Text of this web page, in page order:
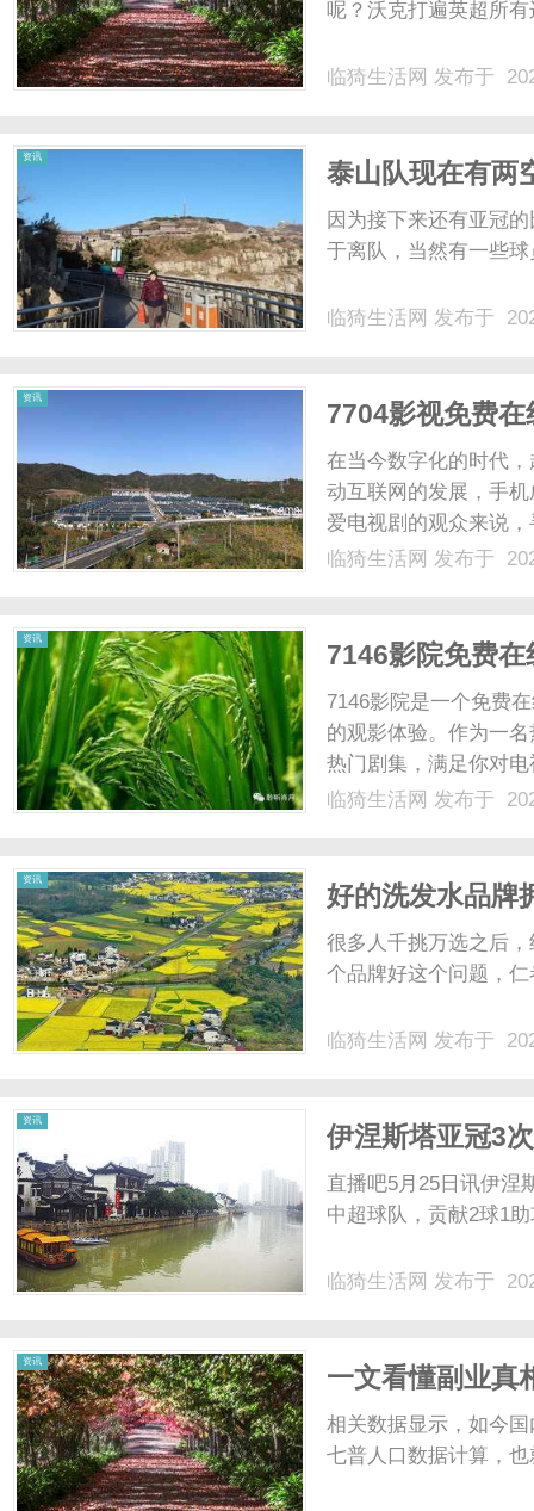
呢？沃克打遍英超所
临猗生活网 发布于
资讯
泰山队现在有两
报名一个内援
因为接下来还有亚冠
于离队，当然有一些
临猗生活网 发布于
资讯
7704影视免费
在当今数字化的时代
动互联网的发展，手
爱电视剧的观众来说
尤为重要。7704影视
临猗生活网 发布于
资讯
7146影院免费
7146影院是一个免费
的观影体验。作为一
热门剧集，满足你对
碑佳作，7146影院都
临猗生活网 发布于
资讯
好的洗发水品牌
很多人千挑万选之后
个品牌好这个问题，
临猗生活网 发布于
资讯
伊涅斯塔亚冠3
射、对上港破门
直播吧5月25日讯伊涅
中超球队，贡献2球1
临猗生活网 发布于
资讯
一文看懂副业真
相关数据显示，如今
七普人口数据计算，